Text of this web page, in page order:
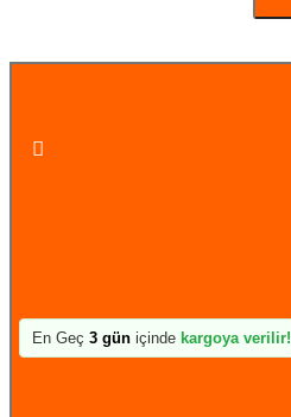
En Geç 3 gün içinde kargoya verilir!